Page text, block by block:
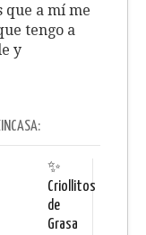
que a mí me
tengo a
y
✨
Criollitos
de
Grasa